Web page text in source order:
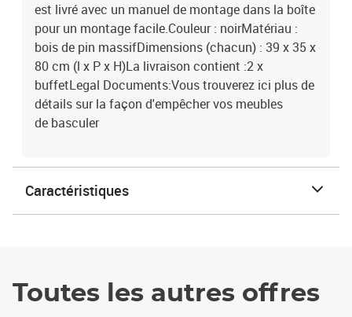
est livré avec un manuel de montage dans la boîte
pour un montage facile.Couleur : noirMatériau :
bois de pin massifDimensions (chacun) : 39 x 35 x
80 cm (l x P x H)La livraison contient :2 x
buffetLegal Documents:Vous trouverez ici plus de
détails sur la façon d'empêcher vos meubles
de basculer
Caractéristiques
Toutes les autres offres